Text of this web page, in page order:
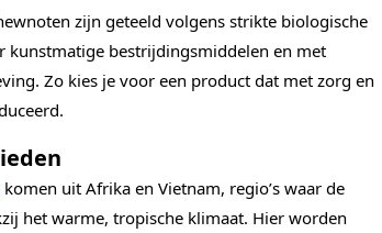
zijn geteeld volgens strikte biologische
kunstmatige bestrijdingsmiddelen en met
Zo kies je voor een product dat met zorg en
komen uit Afrika en Vietnam, regio’s waar de
het warme, tropische klimaat. Hier worden